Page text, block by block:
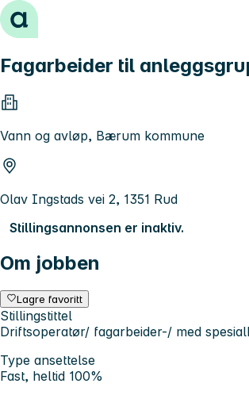
Hopp til innhold
Fagarbeider til
Vann og avløp, Bærum kommune
Olav Ingstads vei 2, 1351 Rud
Stillingsannonsen er inaktiv.
Om jobben
Lagre favoritt
Stillingstittel
Driftsoperatør/ fagarbeider-/ med
Type ansettelse
Fast, heltid 100%